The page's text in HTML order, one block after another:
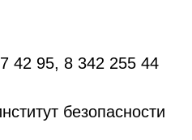
42 95, 8 342 255 44
безопасности